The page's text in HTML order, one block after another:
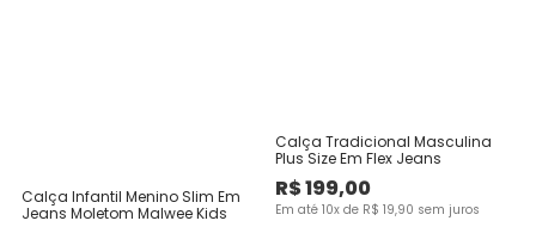
Calça Infantil Menino Slim Em
Jeans Moletom Malwee Kids
Calça Tradicional Masculina
Plus Size Em Flex Jeans
R$199,00
Em até 10x de R$ 19,90 sem juros